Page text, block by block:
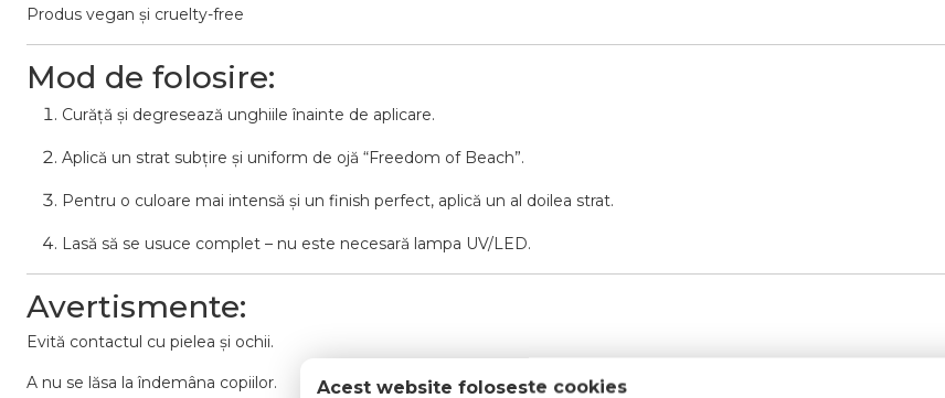
Produs vegan și cruelty-free
Mod de folosire:
Curăță și degresează unghiile înainte de aplicare.
Aplică un strat subțire și uniform de ojă “Freedom of Beach”.
Pentru o culoare mai intensă și un finish perfect, aplică un al doilea strat.
Lasă să se usuce complet – nu este necesară lampa UV/LED.
Avertismente:
Evită contactul cu pielea și ochii.
A nu se lăsa la îndemâna copiilor. Acest website foloseste cookies